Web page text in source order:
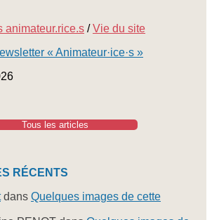
animateur.rice.s /Vie du site
« Animateur·ice·s »
Tous les articles
RÉCENTS
dans Quelques images de cette